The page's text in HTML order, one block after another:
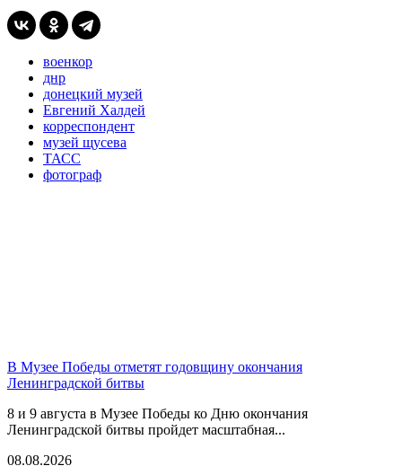
военкор
днр
донецкий музей
Евгений Халдей
корреспондент
музей щусева
ТАСС
фотограф
В Музее Победы отметят годовщину окончания
Ленинградской битвы
8 и 9 августа в Музее Победы ко Дню окончания
Ленинградской битвы пройдет масштабная...
08.08.2026